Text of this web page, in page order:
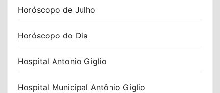
Horóscopo de Julho
Horóscopo do Dia
Hospital Antonio Giglio
Hospital Municipal Antônio Giglio